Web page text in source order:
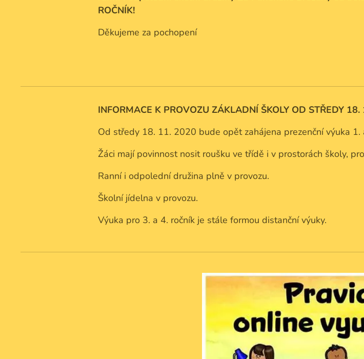
ROČNÍK!
Děkujeme za pochopení
INFORMACE K PROVOZU ZÁKLADNÍ ŠKOLY OD STŘEDY
Od středy 18. 11. 2020 bude opět zahájena prezenční výuka 1.
Žáci mají povinnost nosit roušku ve třídě i v prostorách školy,
Ranní i odpolední družina plně v provozu.
Školní jídelna v provozu.
Výuka pro 3. a 4. ročník je stále formou distanční výuky.